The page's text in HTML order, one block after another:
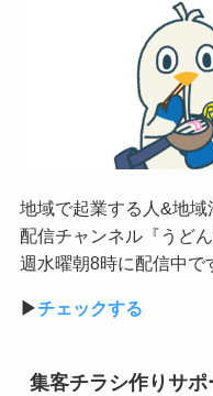
地域で起業する人&地
配信チャンネル『うど
週水曜朝8時に配信中で
▶︎チェックする
集客チラシ作りサ